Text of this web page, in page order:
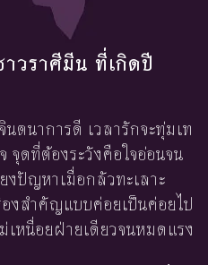
วราศีมีน ที่เกิดปี
นตนาการดี เวลารักจะทุ่มเท
จุดที่ต้องระวังคือใจอ่อนจน
งปัญหาเมื่อกลัวทะเลาะ
งสำคัญแบบค่อยเป็นค่อยไป
เหนื่อยฝ่ายเดียวจนหมดแรง